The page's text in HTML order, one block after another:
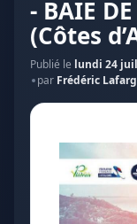
- BAIE
(Côtes
Publié le lundi 24
par Frédéric